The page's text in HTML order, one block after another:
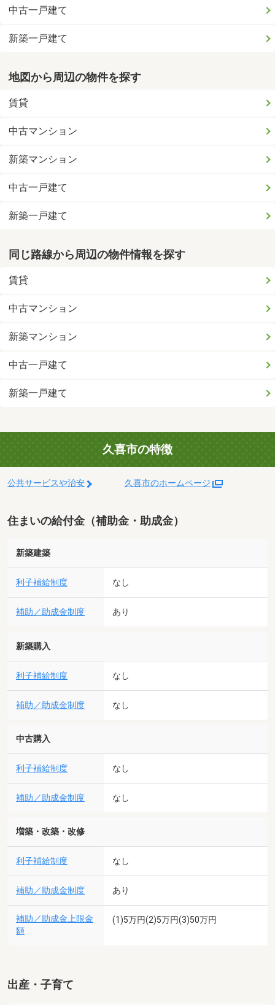
中古一戸建て
新築一戸建て
地図から周辺の物件を探す
賃貸
中古マンション
新築マンション
中古一戸建て
新築一戸建て
同じ路線から周辺の物件情報を探す
賃貸
中古マンション
新築マンション
中古一戸建て
新築一戸建て
久喜市の特徴
公共サービスや治安 久喜市のホームページ
住まいの給付金（補助金・助成金）
新築建築
利子補給制度 なし
補助／助成金制度 あり
新築購入
利子補給制度 なし
補助／助成金制度 なし
中古購入
利子補給制度 なし
補助／助成金制度 なし
増築・改築・改修
利子補給制度 なし
補助／助成金制度 あり
補助／助成金上限金
額
(1)5万円(2)5万円(3)50万円
出産・子育て